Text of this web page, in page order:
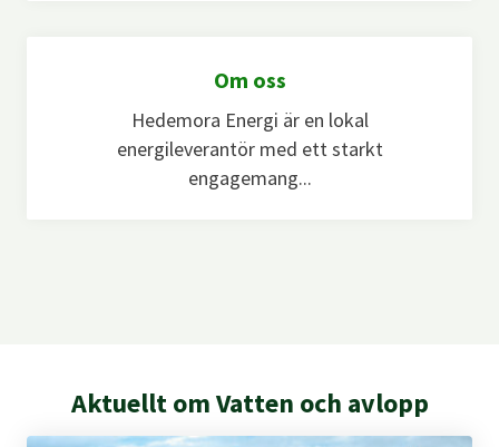
Om oss
Hedemora Energi är en lokal
energileverantör med ett starkt
engagemang...
Aktuellt om Vatten och avlopp